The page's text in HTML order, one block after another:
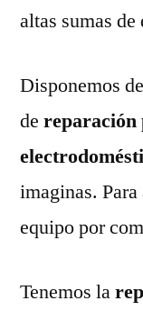
altas sumas de
Disponemos
de reparación
imaginas.
equipo por
Tenemos la